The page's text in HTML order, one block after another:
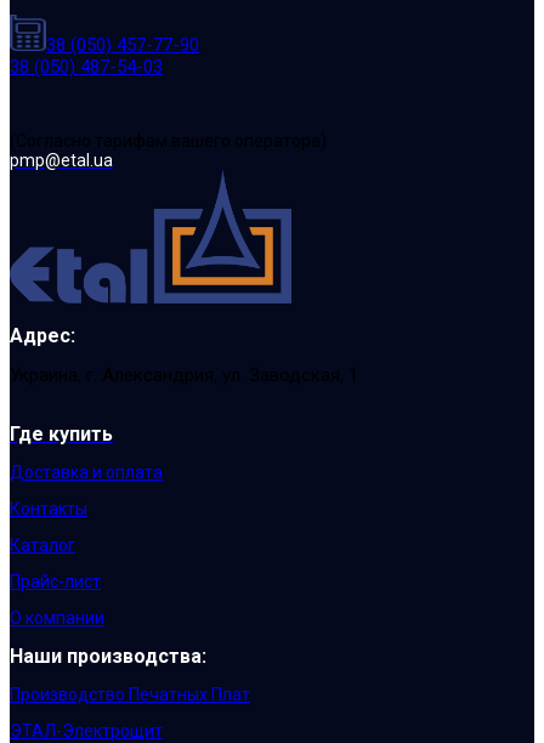
38 (050) 457-77-90
38 (050) 487-54-03
(Cогласно тарифам вашего оператора)
pmp@etal.ua
Адрес:
Украина, г. Александрия, ул. Заводская, 1
Где купить
Доставка и оплата
Контакты
Каталог
Прайс-лист
О компании
Наши производства:
Производство Печатных Плат
ЭТАЛ-Электрощит